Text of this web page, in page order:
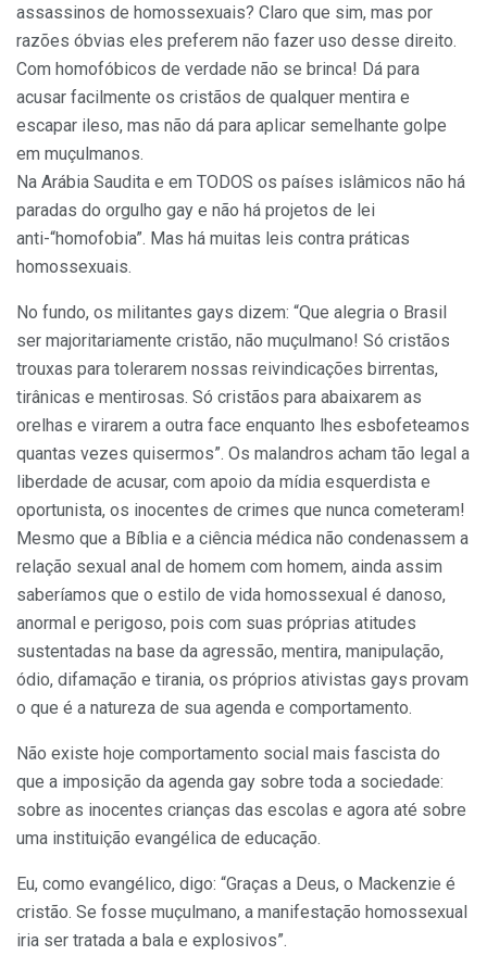
assassinos de homossexuais? Claro que sim, mas por
razões óbvias eles preferem não fazer uso desse direito.
Com homofóbicos de verdade não se brinca! Dá para
acusar facilmente os cristãos de qualquer mentira e
escapar ileso, mas não dá para aplicar semelhante golpe
em muçulmanos.
Na Arábia Saudita e em TODOS os países islâmicos não há
paradas do orgulho gay e não há projetos de lei
anti-“homofobia”. Mas há muitas leis contra práticas
homossexuais.
No fundo, os militantes gays dizem: “Que alegria o Brasil
ser majoritariamente cristão, não muçulmano! Só cristãos
trouxas para tolerarem nossas reivindicações birrentas,
tirânicas e mentirosas. Só cristãos para abaixarem as
orelhas e virarem a outra face enquanto lhes esbofeteamos
quantas vezes quisermos”. Os malandros acham tão legal a
liberdade de acusar, com apoio da mídia esquerdista e
oportunista, os inocentes de crimes que nunca cometeram!
Mesmo que a Bíblia e a ciência médica não condenassem a
relação sexual anal de homem com homem, ainda assim
saberíamos que o estilo de vida homossexual é danoso,
anormal e perigoso, pois com suas próprias atitudes
sustentadas na base da agressão, mentira, manipulação,
ódio, difamação e tirania, os próprios ativistas gays provam
o que é a natureza de sua agenda e comportamento.
Não existe hoje comportamento social mais fascista do
que a imposição da agenda gay sobre toda a sociedade:
sobre as inocentes crianças das escolas e agora até sobre
uma instituição evangélica de educação.
Eu, como evangélico, digo: “Graças a Deus, o Mackenzie é
cristão. Se fosse muçulmano, a manifestação homossexual
iria ser tratada a bala e explosivos”.